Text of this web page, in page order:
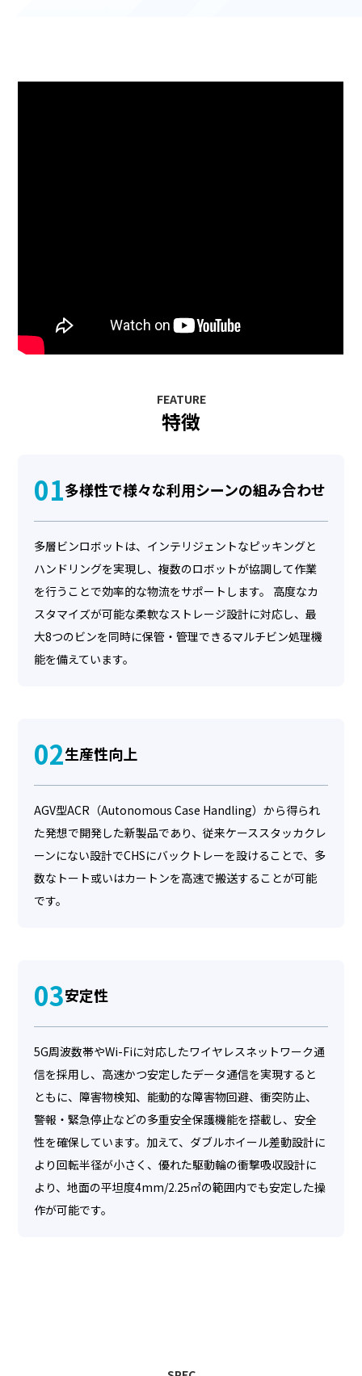
FEATURE
特徴
01多様性で様々な利用シーンの組み合わせ
多層ビンロボットは、インテリジェントなピッキングと
ハンドリングを実現し、複数のロボットが協調して作業
を行うことで効率的な物流をサポートします。 高度なカ
スタマイズが可能な柔軟なストレージ設計に対応し、最
大8つのビンを同時に保管・管理できるマルチビン処理機
能を備えています。
02生産性向上
AGV型ACR（Autonomous Case Handling）から得られ
た発想で開発した新製品であり、従来ケーススタッカクレ
ーンにない設計でCHSにバックトレーを設けることで、多
数なトート或いはカートンを高速で搬送することが可能
です。
03安定性
5G周波数帯やWi-Fiに対応したワイヤレスネットワーク通
信を採用し、高速かつ安定したデータ通信を実現すると
ともに、障害物検知、能動的な障害物回避、衝突防止、
警報・緊急停止などの多重安全保護機能を搭載し、安全
性を確保しています。加えて、ダブルホイール差動設計に
より回転半径が小さく、優れた駆動輪の衝撃吸収設計に
より、地面の平坦度4mm/2.25㎡の範囲内でも安定した操
作が可能です。